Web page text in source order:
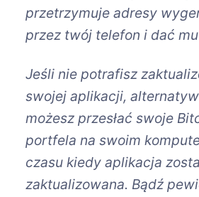
przetrzymuje adresy
przez twój telefon i dać
Jeśli nie potrafisz
swojej aplikacji,
możesz przesłać swoje
portfela na swoim
czasu kiedy aplikacja
zaktualizowana. Bądź